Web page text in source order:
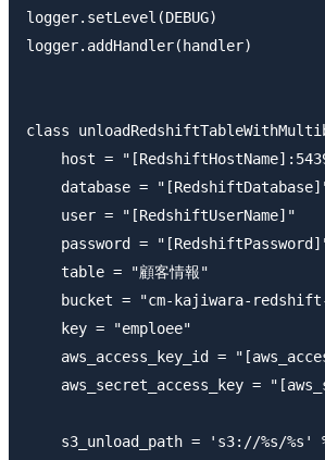
logger.setLevel(DEBUG)
logger.addHandler(handler)
class
host =
database =
    user = "[RedshiftUserName]"
password =
    table = "顧客情報"
bucket = "cm-kajiwara-
    key = "emploee"
aws_access_key_id =
aws_secret_access_key =
s3_unload_path = 's3://%s/%s'